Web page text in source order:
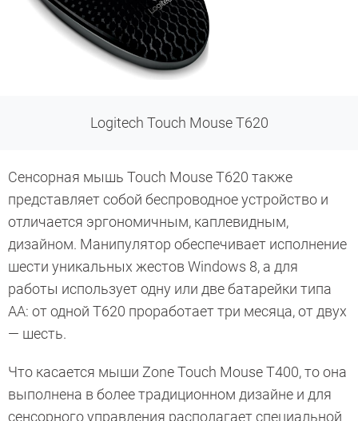
Logitech Touch Mouse T620
Сенсорная мышь Touch Mouse T620 также
представляет собой беспроводное устройство и
отличается эргономичным, каплевидным,
дизайном. Манипулятор обеспечивает исполнение
шести уникальных жестов Windows 8, а для
работы использует одну или две батарейки типа
АА: от одной T620 проработает три месяца, от двух
— шесть.
Что касается мыши Zone Touch Mouse T400, то она
выполнена в более традиционном дизайне и для
сенсорного управления располагает специальной